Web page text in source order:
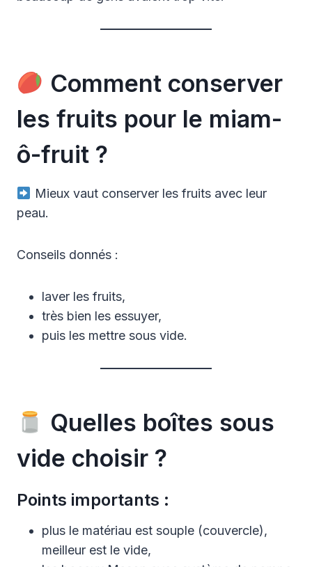
Comment conserver
les fruits pour le miam-
ô-fruit ?
Mieux vaut conserver les fruits avec leur
peau.
Conseils donnés :
laver les fruits,
très bien les essuyer,
puis les mettre sous vide.
Quelles boîtes sous
vide choisir ?
Points importants :
plus le matériau est souple (couvercle),
meilleur est le vide,